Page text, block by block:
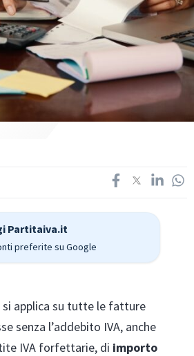
Partitaiva.it
preferite su Google
si applica su tutte le fatture
senza l’addebito IVA, anche
IVA forfettarie, di importo